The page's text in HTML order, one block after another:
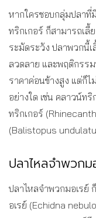
หากใครชอบกลุ่มปลาที่
ทริกเกอร์ ก็สามารถเลี้
ระมัดระวัง ปลาพวกนี้
ลวดลาย และพฤติกรร
ราคาค่อนข้างสูง แต่ก็ไ
อย่างใด เช่น คลาวน์ท
ทริกเกอร์
(Balistopus
ปลาไหลจำพวกม
ปลาไหลจำพวกมอเรย์
อเรย์ (Echidna